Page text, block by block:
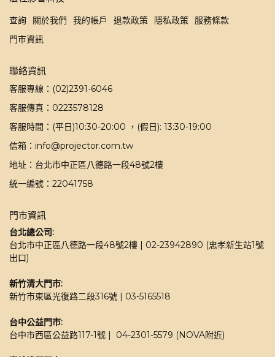
查詢 關於我們 我的帳戶 退款政策 隱私政策
服務條款
門市資訊
聯絡資訊
客服專線：(02)2391-6046
客服傳真：0223578128
客服時間：(平日)10:30-20:00 ，(假日): 13:30-19:00
信箱：info@projector.com.tw
地址：台北市中正區八德路一段48號2樓
統一編號：22041758
門市資訊
台北總公司:
台北市中正區八德路一段48號2樓 | 02-23942890 (忠孝新生站1號
出口)
新竹清大門市:
新竹市東區光復路二段316號 | 03-5165518
台中公益門市:
台中市西區公益路117-1號 |  04-2301-5579 (NOVA附近)